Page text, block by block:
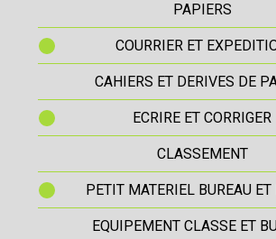
PAPIERS
COURRIER ET
CAHIERS ET DERIVES DE
ECRIRE ET CORRIGER
CLASSEMENT
PETIT MATERIEL BUREAU ET
EQUIPEMENT CLASSE ET